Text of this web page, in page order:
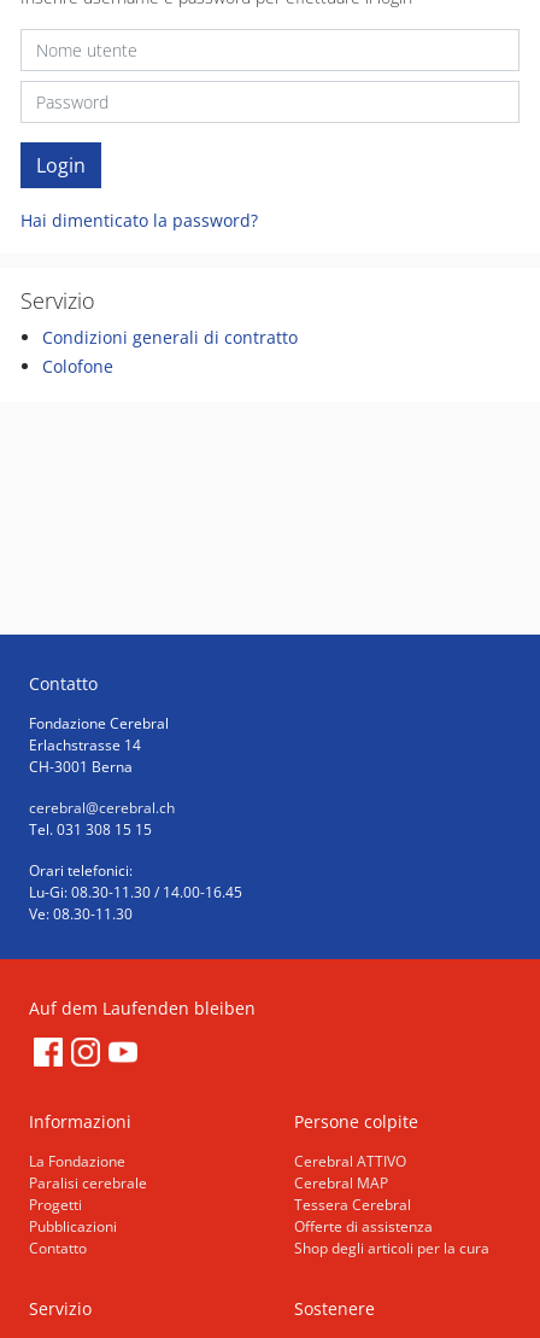
Hai dimenticato la password?
Servizio
Condizioni generali di contratto
Colofone
Contatto
Fondazione Cerebral
Erlachstrasse 14
CH-3001 Berna
cerebral@cerebral.ch
Tel. 031 308 15 15
Orari telefonici:
Lu-Gi: 08.30-11.30 / 14.00-16.45
Ve: 08.30-11.30
Auf dem Laufenden bleiben
Informazioni
La Fondazione
Paralisi cerebrale
Progetti
Pubblicazioni
Contatto
Persone colpite
Cerebral ATTIVO
Cerebral MAP
Tessera Cerebral
Offerte di assistenza
Shop degli articoli per la cura
Servizio Sostenere